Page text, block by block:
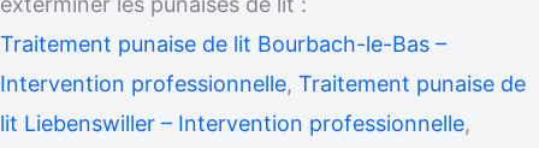
Traitement punaise de lit Bourbach-le-Bas –
Intervention professionnelle, Traitement punaise de
lit Liebenswiller – Intervention professionnelle,